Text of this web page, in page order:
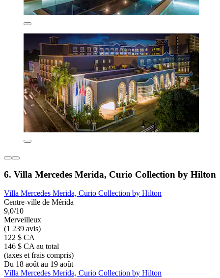
6. Villa Mercedes Merida, Curio Collection by Hilton
Villa Mercedes Merida, Curio Collection by Hilton
Centre-ville de Mérida
9,0/10
Merveilleux
(1 239 avis)
122 $ CA
146 $ CA au total
(taxes et frais compris)
Du 18 août au 19 août
Villa Mercedes Merida, Curio Collection by Hilton